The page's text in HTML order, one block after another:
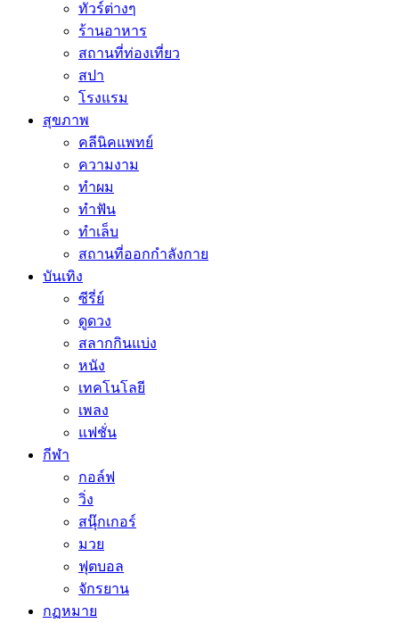
ทัวร์ต่างๆ
ร้านอาหาร
สถานที่ท่องเที่ยว
สปา
โรงแรม
สุขภาพ
คลีนิคแพทย์
ความงาม
ทำผม
ทำฟัน
ทำเล็บ
สถานที่ออกกำลังกาย
บันเทิง
ซีรี่ย์
ดูดวง
สลากกินแบ่ง
หนัง
เทคโนโลยี
เพลง
แฟชั่น
กีฬา
กอล์ฟ
วิ่ง
สนุ๊กเกอร์
มวย
ฟุตบอล
จักรยาน
กฏหมาย